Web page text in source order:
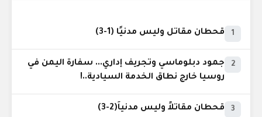
1 قحطان مقاتل وليس مدنيًا (1-3)
2
جمود دبلوماسي وتجريف إداري... سفارة اليمن في
روسيا خارج نطاق الخدمة السيادية..!
3 قحطان مقاتلاً وليس مدنياً(2-3)